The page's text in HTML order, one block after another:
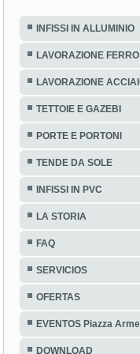
LAVORAZIONE FERRO
LAVORAZIONE
TETTOIE E GAZEBI
PORTE E PORTONI
TENDE DA SOLE
INFISSI IN PVC
LA STORIA
FAQ
SERVICIOS
OFERTAS
EVENTOS Piazza
DOWNLOAD